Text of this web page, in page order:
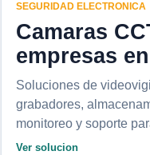
SEGURIDAD ELECTRONICA
Camaras
empresas
Soluciones de
grabadores,
monitoreo y soporte
Ver solucion